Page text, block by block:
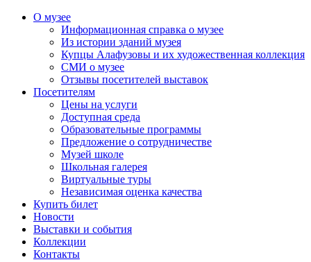
О музее
Информационная справка о музее
Из истории зданий музея
Купцы Алафузовы и их художественная коллекция
СМИ о музее
Отзывы посетителей выставок
Посетителям
Цены на услуги
Доступная среда
Образовательные программы
Предложение о сотрудничестве
Музей школе
Школьная галерея
Виртуальные туры
Независимая оценка качества
Купить билет
Новости
Выставки и события
Коллекции
Контакты